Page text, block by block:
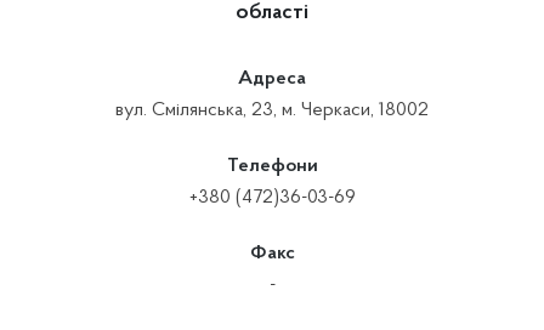
області
Адреса
вул. Смілянська, 23, м. Черкаси, 18002
Телефони
+380 (472)36-03-69
Факс
-